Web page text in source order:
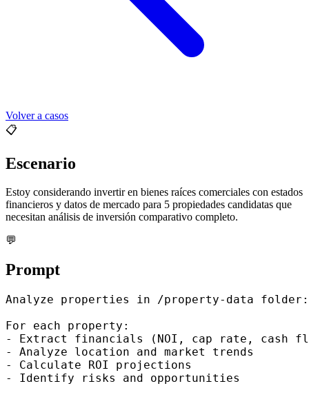
Volver a casos
📋
Escenario
Estoy considerando invertir en bienes raíces comerciales con estados
financieros y datos de mercado para 5 propiedades candidatas que
necesitan análisis de inversión comparativo completo.
💬
Prompt
Analyze properties in /property-data folder:
For each property:
- Extract financials (NOI, cap rate, cash
- Analyze location and market trends
- Calculate ROI projections
- Identify risks and opportunities